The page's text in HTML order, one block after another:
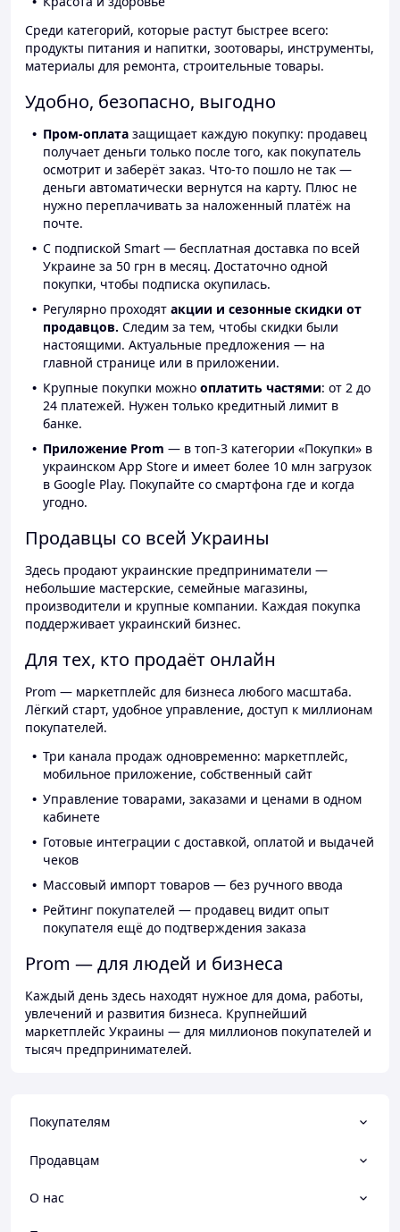
Среди категорий, которые растут быстрее всего:
продукты питания и напитки, зоотовары, инструменты,
материалы для ремонта, строительные товары.
Удобно, безопасно, выгодно
Пром-оплата защищает каждую покупку: продавец
получает деньги только после того, как покупатель
осмотрит и заберёт заказ. Что-то пошло не так —
деньги автоматически вернутся на карту. Плюс не
нужно переплачивать за наложенный платёж на
почте.
С подпиской Smart — бесплатная доставка по всей
Украине за 50 грн в месяц. Достаточно одной
покупки, чтобы подписка окупилась.
Регулярно проходят акции и сезонные скидки от
продавцов. Следим за тем, чтобы скидки были
настоящими. Актуальные предложения — на
главной странице или в приложении.
Крупные покупки можно оплатить частями: от 2 до
24 платежей. Нужен только кредитный лимит в
банке.
Приложение Prom — в топ-3 категории «Покупки» в
украинском App Store и имеет более 10 млн загрузок
в Google Play. Покупайте со смартфона где и когда
угодно.
Продавцы со всей Украины
Здесь продают украинские предприниматели —
небольшие мастерские, семейные магазины,
производители и крупные компании. Каждая покупка
поддерживает украинский бизнес.
Для тех, кто продаёт онлайн
Prom — маркетплейс для бизнеса любого масштаба.
Лёгкий старт, удобное управление, доступ к миллионам
покупателей.
Три канала продаж одновременно: маркетплейс,
мобильное приложение, собственный сайт
Управление товарами, заказами и ценами в одном
кабинете
Готовые интеграции с доставкой, оплатой и выдачей
чеков
Массовый импорт товаров — без ручного ввода
Рейтинг покупателей — продавец видит опыт
покупателя ещё до подтверждения заказа
Prom — для людей и бизнеса
Каждый день здесь находят нужное для дома, работы,
увлечений и развития бизнеса. Крупнейший
маркетплейс Украины — для миллионов покупателей и
тысяч предпринимателей.
Покупателям
Продавцам
О нас